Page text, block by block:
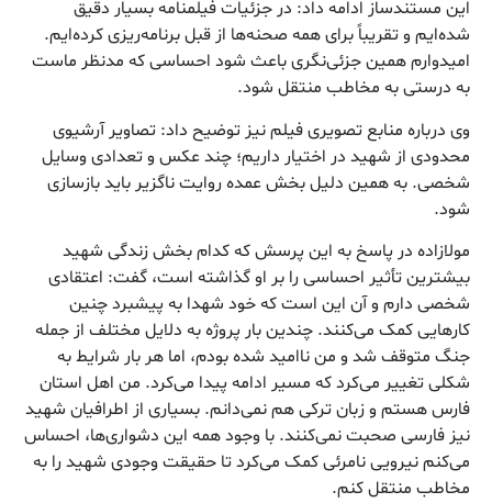
این مستندساز ادامه داد: در جزئیات فیلمنامه بسیار دقیق
شده‌ایم و تقریباً برای همه صحنه‌ها از قبل برنامه‌ریزی کرده‌ایم.
امیدوارم همین جزئی‌نگری باعث شود احساسی که مدنظر ماست
به درستی به مخاطب منتقل شود.
وی درباره منابع تصویری فیلم نیز توضیح داد: تصاویر آرشیوی
محدودی از شهید در اختیار داریم؛ چند عکس و تعدادی وسایل
شخصی. به همین دلیل بخش عمده روایت ناگزیر باید بازسازی
شود.
مولازاده در پاسخ به این پرسش که کدام بخش زندگی شهید
بیشترین تأثیر احساسی را بر او گذاشته است، گفت: اعتقادی
شخصی دارم و آن این است که خود شهدا به پیشبرد چنین
کارهایی کمک می‌کنند. چندین بار پروژه به دلایل مختلف از جمله
جنگ متوقف شد و من ناامید شده بودم، اما هر بار شرایط به
شکلی تغییر می‌کرد که مسیر ادامه پیدا می‌کرد. من اهل استان
فارس هستم و زبان ترکی هم نمی‌دانم. بسیاری از اطرافیان شهید
نیز فارسی صحبت نمی‌کنند. با وجود همه این دشواری‌ها، احساس
می‌کنم نیرویی نامرئی کمک می‌کرد تا حقیقت وجودی شهید را به
مخاطب منتقل کنم.